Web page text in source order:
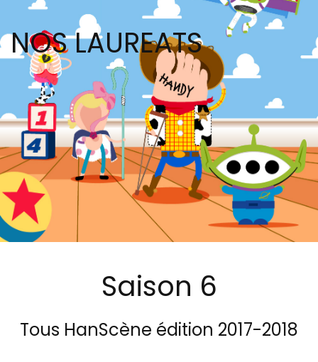
NOS LAUREATS
Saison 6
Tous HanScène édition 2017-2018